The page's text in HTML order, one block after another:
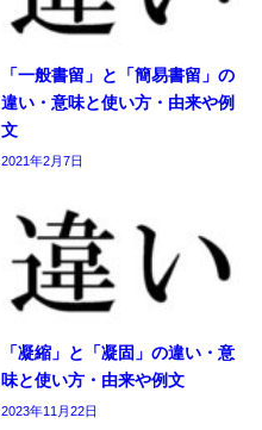
「一般書留」と「簡易書留」の
違い・意味と使い方・由来や例
文
2021年2月7日
「凝縮」と「凝固」の違い・意
味と使い方・由来や例文
2023年11月22日